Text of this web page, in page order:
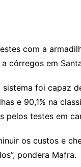
com a
córregos em
sistema foi capaz
e 90,1% na
pelos testes em
os custos e
pondera Mafra.